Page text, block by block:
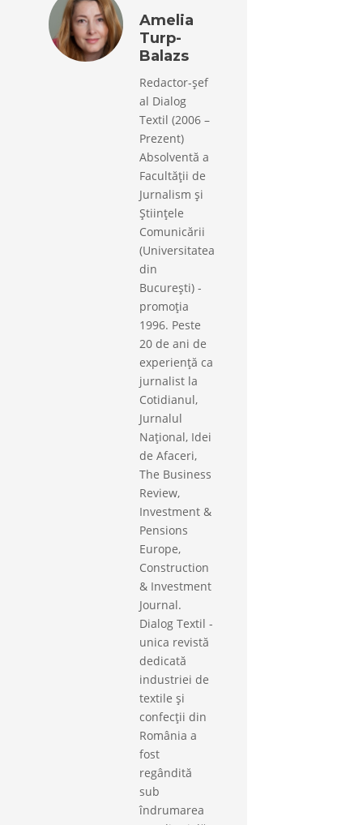
Amelia
Turp-
Balazs
Redactor-șef
al Dialog
Textil (2006 –
Prezent)
Absolventă a
Facultății de
Jurnalism și
Științele
Comunicării
(Universitatea
din
București) -
promoția
1996. Peste
20 de ani de
experiență ca
jurnalist la
Cotidianul,
Jurnalul
Național, Idei
de Afaceri,
The Business
Review,
Investment &
Pensions
Europe,
Construction
& Investment
Journal.
Dialog Textil -
unica revistă
dedicată
industriei de
textile și
confecții din
România a
fost
regândită
sub
îndrumarea